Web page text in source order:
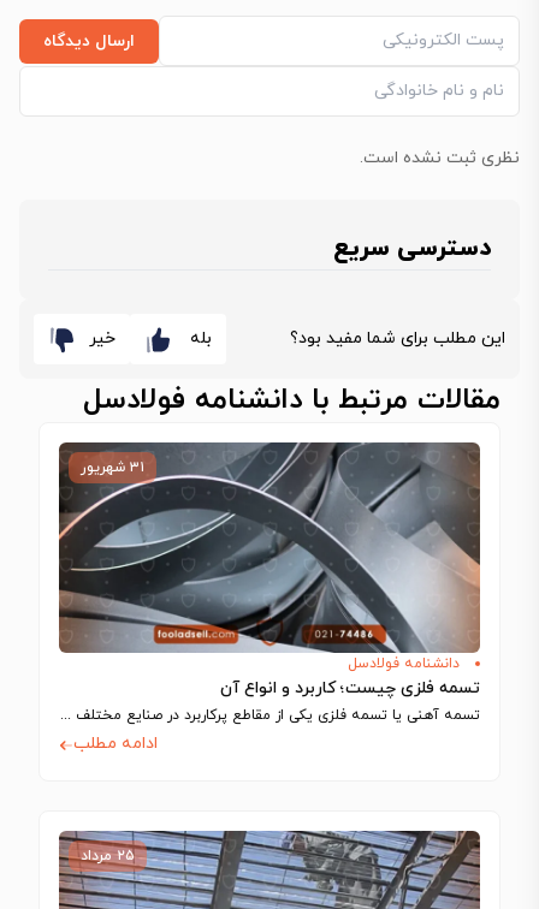
ارسال دیدگاه
نظری ثبت نشده است.
دسترسی سریع
این مطلب برای شما مفید بود؟ بله خیر
مقالات مرتبط با دانشنامه فولادسل
۳۱ شهریور
دانشنامه فولادسل
تسمه فلزی چیست؛ کاربرد و انواع آن
تسمه آهنی یا تسمه فلزی یکی از مقاطع پرکاربرد در صنایع مختلف مانند ساخت…
ادامه مطلب
۲۵ مرداد